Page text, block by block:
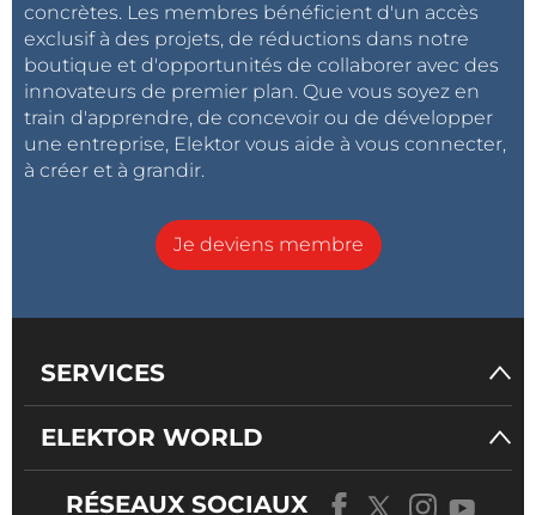
concrètes. Les membres bénéficient d'un accès
exclusif à des projets, de réductions dans notre
boutique et d'opportunités de collaborer avec des
innovateurs de premier plan. Que vous soyez en
train d'apprendre, de concevoir ou de développer
une entreprise, Elektor vous aide à vous connecter,
à créer et à grandir.
Je deviens membre
SERVICES
ELEKTOR WORLD
RÉSEAUX SOCIAUX